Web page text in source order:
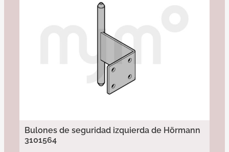
Bulones de seguridad izquierda de Hörmann
3101564